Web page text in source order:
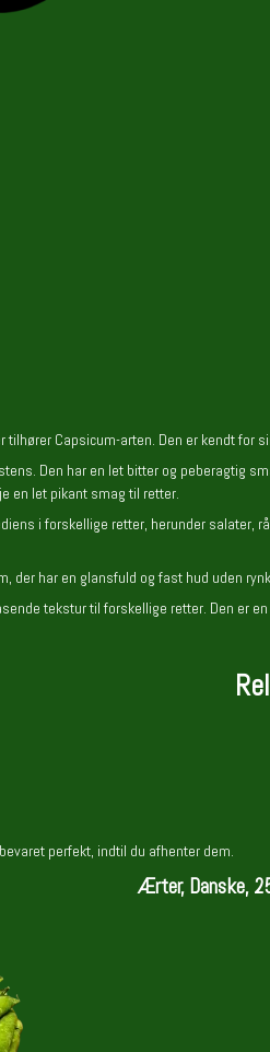
tilhører Capsicum-arten. Den er kendt for
Den har en let bitter og peberagtig
en let pikant smag til retter.
i forskellige retter, herunder
der har en glansfuld og fast hud uden
tekstur til forskellige retter. Den er
perfekt, indtil du afhenter dem.
Ærter, Danske,